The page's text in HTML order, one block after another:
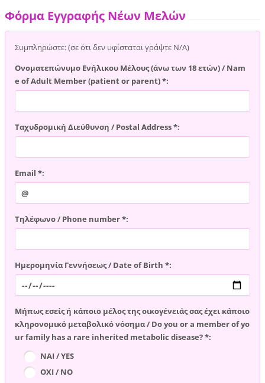
Φόρμα Εγγραφής Νέων Μελών
Συμπληρώστε: (σε ότι δεν υφίσταται γράψτε Ν/Α)
Ονοματεπώνυμο Ενήλικου Μέλους (άνω των 18 ετών) / Nam
e of Adult Member (patient or parent) *:
Ταχυδρομική Διεύθυνση / Postal Address *:
Email *:
Τηλέφωνο / Phone number *:
Ημερομηνία Γεννήσεως / Date of Birth *:
Μήπως εσείς ή κάποιο μέλος της οικογένειάς σας έχει κάποιο
κληρονομικό μεταβολικό νόσημα / Do you or a member of yo
ur family has a rare inherited metabolic disease? *:
ΝΑΙ / YES
ΟΧΙ / NO